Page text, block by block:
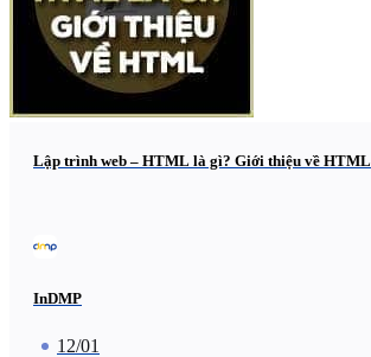
Lập trình web – HTML là gì? Giới thiệu về HTML
InDMP
12/01